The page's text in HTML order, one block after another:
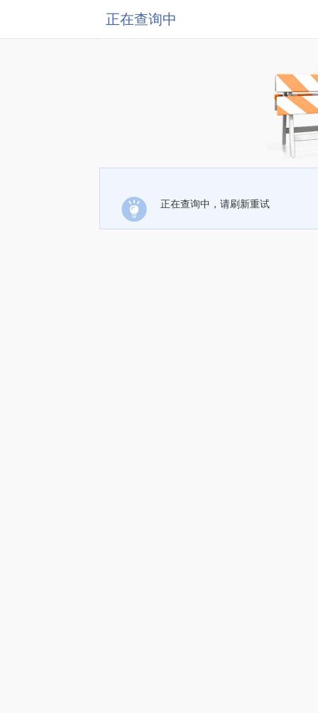
正在查询中
正在查询中，请刷新重试